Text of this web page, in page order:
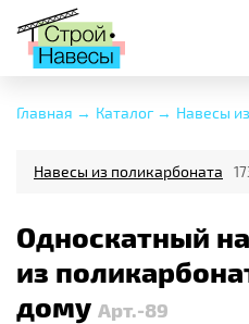
Главная → Каталог → Навесы
Навесы из поликарбоната
Односкатный
из
дому Арт.-89